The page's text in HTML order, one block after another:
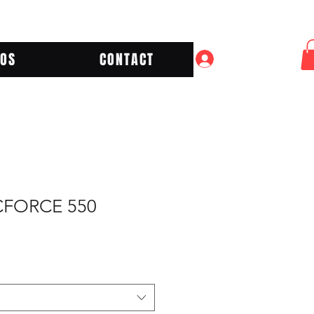
CONTACT
550